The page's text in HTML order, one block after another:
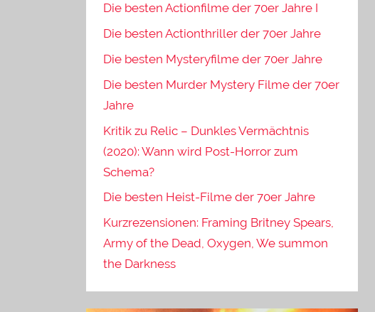
Die besten Actionfilme der 70er Jahre I
Die besten Actionthriller der 70er Jahre
Die besten Mysteryfilme der 70er Jahre
Die besten Murder Mystery Filme der 70er
Jahre
Kritik zu Relic – Dunkles Vermächtnis
(2020): Wann wird Post-Horror zum
Schema?
Die besten Heist-Filme der 70er Jahre
Kurzrezensionen: Framing Britney Spears,
Army of the Dead, Oxygen, We summon
the Darkness